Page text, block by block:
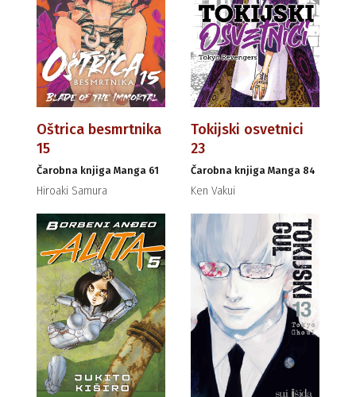
Oštrica besmrtnika
15
Čarobna knjiga Manga 61
Hiroaki Samura
Tokijski osvetnici
23
Čarobna knjiga Manga 84
Ken Vakui